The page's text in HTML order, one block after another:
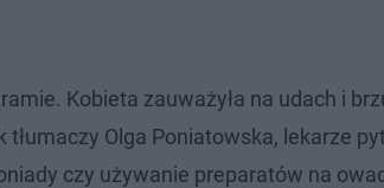
Kobieta zauważyła na udach i
tłumaczy Olga Poniatowska, lekarze
czy używanie preparatów na